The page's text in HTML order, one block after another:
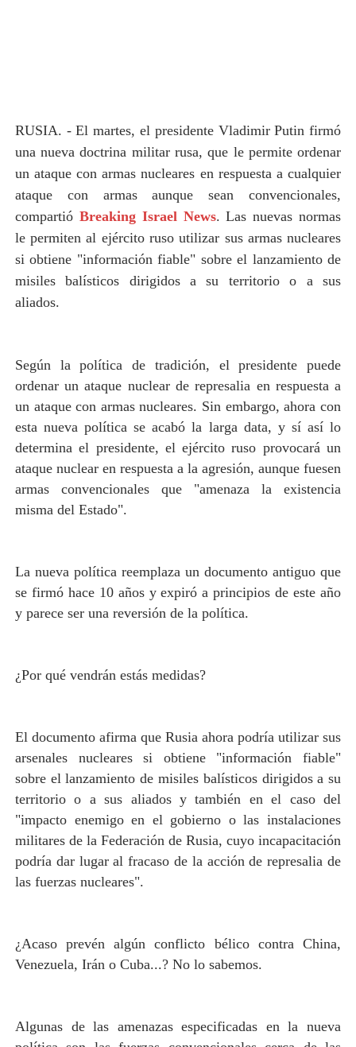
RUSIA. - El martes, el presidente Vladimir Putin firmó
una nueva doctrina militar rusa, que le permite ordenar
un ataque con armas nucleares en respuesta a cualquier
ataque con armas aunque sean convencionales,
compartió Breaking Israel News. Las nuevas normas
le permiten al ejército ruso utilizar sus armas nucleares
si obtiene "información fiable" sobre el lanzamiento de
misiles balísticos dirigidos a su territorio o a sus
aliados.
Según la política de tradición, el presidente puede
ordenar un ataque nuclear de represalia en respuesta a
un ataque con armas nucleares. Sin embargo, ahora con
esta nueva política se acabó la larga data, y sí así lo
determina el presidente, el ejército ruso provocará un
ataque nuclear en respuesta a la agresión, aunque fuesen
armas convencionales que "amenaza la existencia
misma del Estado".
La nueva política reemplaza un documento antiguo que
se firmó hace 10 años y expiró a principios de este año
y parece ser una reversión de la política.
¿Por qué vendrán estás medidas?
El documento afirma que Rusia ahora podría utilizar sus
arsenales nucleares si obtiene "información fiable"
sobre el lanzamiento de misiles balísticos dirigidos a su
territorio o a sus aliados y también en el caso del
"impacto enemigo en el gobierno o las instalaciones
militares de la Federación de Rusia, cuyo incapacitación
podría dar lugar al fracaso de la acción de represalia de
las fuerzas nucleares".
¿Acaso prevén algún conflicto bélico contra China,
Venezuela, Irán o Cuba...? No lo sabemos.
Algunas de las amenazas especificadas en la nueva